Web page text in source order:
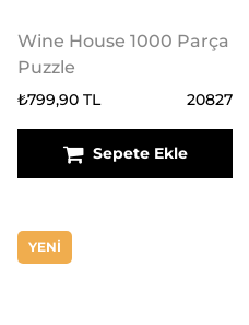
Wine House 1000 Parça
Puzzle
₺799,90 TL 20827
Sepete Ekle
YENİ